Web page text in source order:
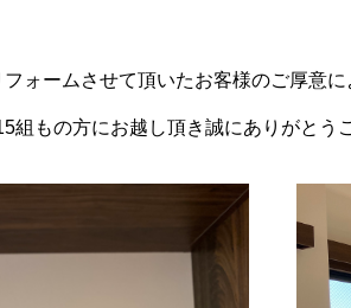
フォームさせて頂いたお客様のご厚意に
組もの方にお越し頂き誠にありがとう